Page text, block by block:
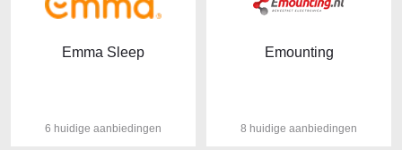
Emma Sleep
6 huidige aanbiedingen
Emounting
8 huidige aanbiedingen